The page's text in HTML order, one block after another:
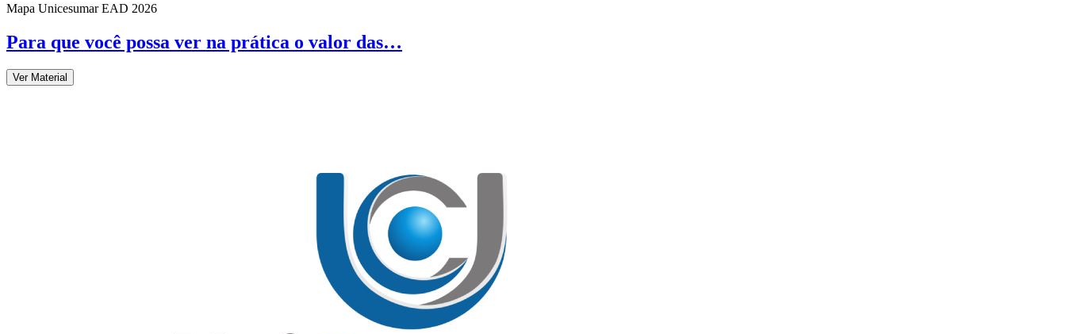
Mapa Unicesumar EAD 2026
Para que você possa ver na prática o valor das…
Ver Material